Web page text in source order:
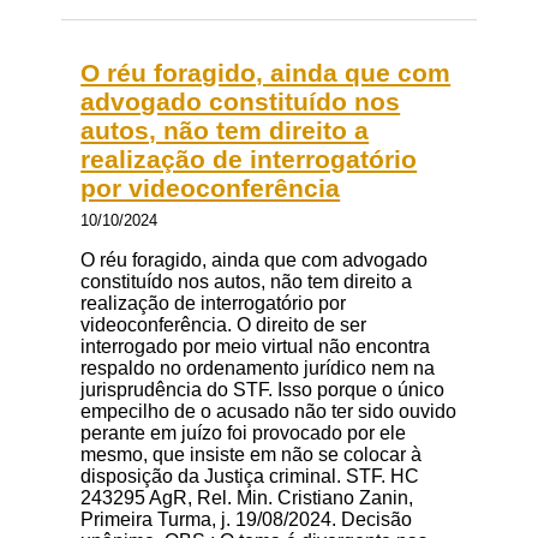
O réu foragido, ainda que com
advogado constituído nos
autos, não tem direito a
realização de interrogatório
por videoconferência
10/10/2024
O réu foragido, ainda que com advogado
constituído nos autos, não tem direito a
realização de interrogatório por
videoconferência. O direito de ser
interrogado por meio virtual não encontra
respaldo no ordenamento jurídico nem na
jurisprudência do STF. Isso porque o único
empecilho de o acusado não ter sido ouvido
perante em juízo foi provocado por ele
mesmo, que insiste em não se colocar à
disposição da Justiça criminal. STF. HC
243295 AgR, Rel. Min. Cristiano Zanin,
Primeira Turma, j. 19/08/2024. Decisão